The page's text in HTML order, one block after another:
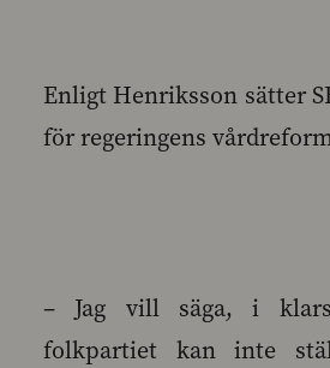
Enligt Henriksson sätter
för regeringens
– Jag vill säga, i
folkpartiet kan inte